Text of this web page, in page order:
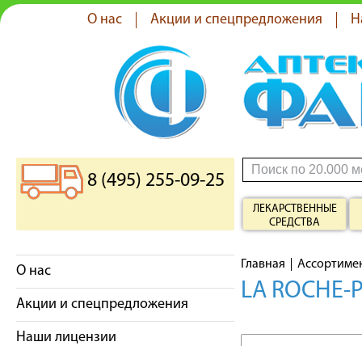
О нас Акции и спецпредложения
8 (495) 255-09-25
ЛЕКАРСТВЕННЫЕ
СРЕДСТВА
О нас
Акции и спецпредложения
Наши лицензии
Главная
LA